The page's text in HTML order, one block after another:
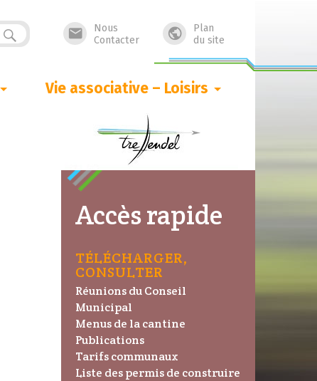

Plan
du site

Nous
Contacter
Vie associative – Loisirs
Accès rapide
TÉLÉCHARGER,
CONSULTER
Réunions du Conseil
Municipal
Menus de la cantine
Publications
Tarifs communaux
Liste des permis de construire